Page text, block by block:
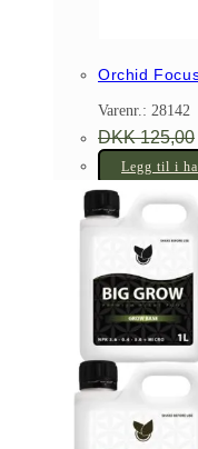
Orchid
Varenr.: 28142
DKK125,00
Legg til i